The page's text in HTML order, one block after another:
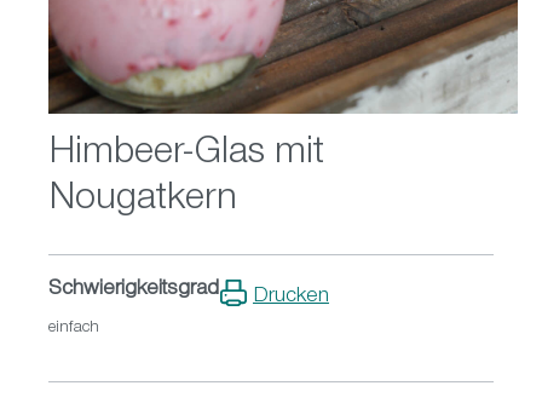
Himbeer-Glas mit
Nougatkern
Schwierigkeitsgrad
einfach
Drucken